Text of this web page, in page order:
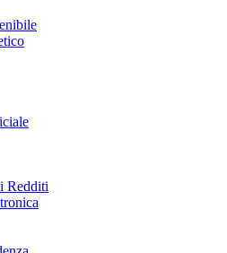
Redditi